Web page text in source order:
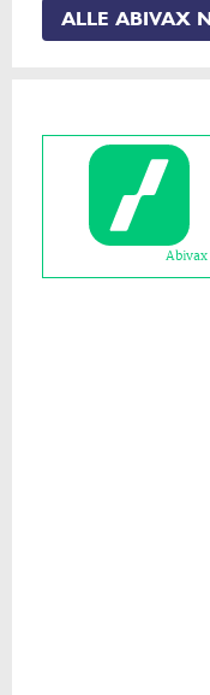
ALLE ABIVAX